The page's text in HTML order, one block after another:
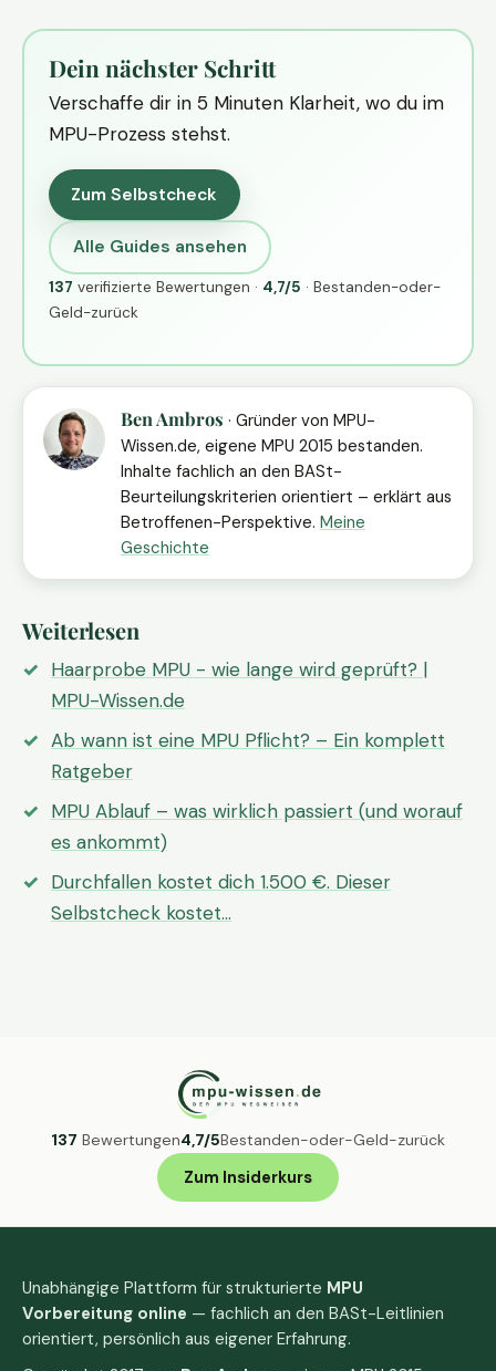
Dein nächster Schritt
Verschaffe dir in 5 Minuten Klarheit, wo du im
MPU-Prozess stehst.
Zum Selbstcheck
Alle Guides ansehen
137 verifizierte Bewertungen · 4,7/5 · Bestanden-oder-
Geld-zurück
Ben Ambros · Gründer von MPU-
Wissen.de, eigene MPU 2015 bestanden.
Inhalte fachlich an den BASt-
Beurteilungskriterien orientiert – erklärt aus
Betroffenen-Perspektive. Meine
Geschichte
Weiterlesen
Haarprobe MPU - wie lange wird geprüft? |
MPU-Wissen.de
Ab wann ist eine MPU Pflicht? – Ein komplett
Ratgeber
MPU Ablauf – was wirklich passiert (und worauf
es ankommt)
Durchfallen kostet dich 1.500 €. Dieser
Selbstcheck kostet…
137 Bewertungen4,7/5Bestanden-oder-Geld-zurück
Zum Insiderkurs
Unabhängige Plattform für strukturierte MPU
Vorbereitung online — fachlich an den BASt-Leitlinien
orientiert, persönlich aus eigener Erfahrung.